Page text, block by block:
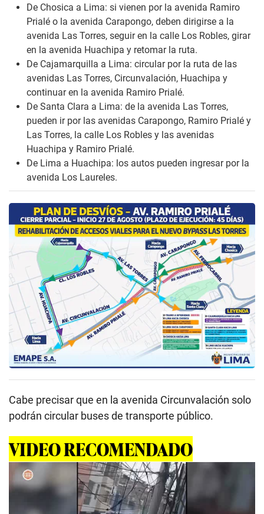
De Chosica a Lima: si vienen por la avenida Ramiro
Prialé o la avenida Carapongo, deben dirigirse a la
avenida Las Torres, seguir en la calle Los Robles, girar
en la avenida Huachipa y retomar la ruta.
De Cajamarquilla a Lima: circular por la ruta de las
avenidas Las Torres, Circunvalación, Huachipa y
continuar en la avenida Ramiro Prialé.
De Santa Clara a Lima: de la avenida Las Torres,
pueden ir por las avenidas Carapongo, Ramiro Prialé y
Las Torres, la calle Los Robles y las avenidas
Huachipa y Ramiro Prialé.
De Lima a Huachipa: los autos pueden ingresar por la
avenida Los Laureles.
Cabe precisar que en la avenida Circunvalación solo
podrán circular buses de transporte público.
VIDEO RECOMENDADO